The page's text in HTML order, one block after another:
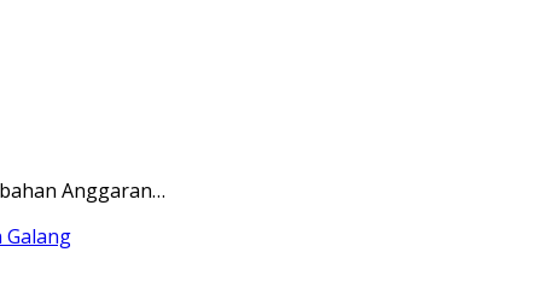
Anggaran…